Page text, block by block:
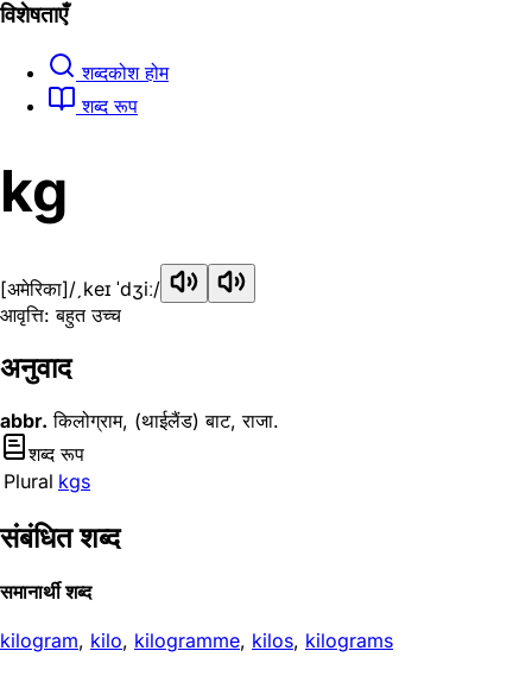
विशेषताएँ
शब्दकोश होम
शब्द रूप
kg
[अमेरिका]/ˏkeɪ ˈdʒiː/
आवृत्ति: बहुत उच्च
अनुवाद
abbr. किलोग्राम, (थाईलैंड) बाट, राजा.
शब्द रूप
Plural kgs
संबंधित शब्द
समानार्थी शब्द
kilogram, kilo, kilogramme, kilos, kilograms